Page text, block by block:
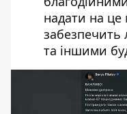
надати на
та іншими